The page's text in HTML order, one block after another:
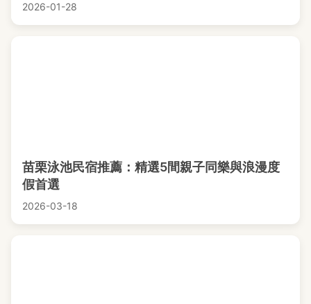
2026-01-28
苗栗泳池民宿推薦：精選5間親子同樂與浪漫度
假首選
2026-03-18